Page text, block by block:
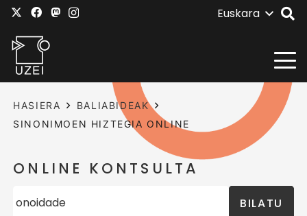
Euskara
HASIERA
BALIABIDEAK
SINONIMOEN HIZTEGIA ONLINE
ONLINE KONTSULTA
BILATU